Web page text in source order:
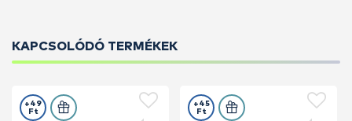
KAPCSOLÓDÓ TERMÉKEK
+49
Ft
+45
Ft